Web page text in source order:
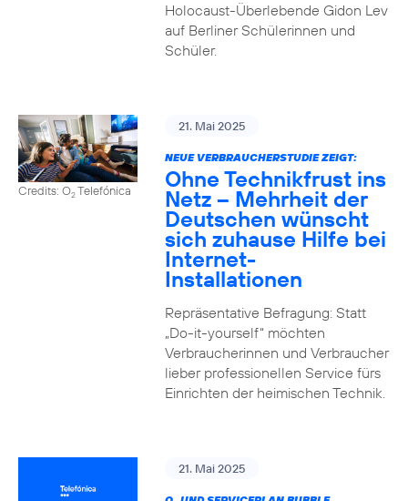
Holocaust-Überlebende Gidon Lev
auf Berliner Schülerinnen und
Schüler.
Credits: O2Telefónica
21. Mai 2025
NEUE VERBRAUCHERSTUDIE ZEIGT:
Ohne Technikfrust ins
Netz – Mehrheit der
Deutschen wünscht
sich zuhause Hilfe bei
Internet-
Installationen
Repräsentative Befragung: Statt
„Do-it-yourself“ möchten
Verbraucherinnen und Verbraucher
lieber professionellen Service fürs
Einrichten der heimischen Technik.
21. Mai 2025